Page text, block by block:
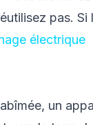
pas. Si
électrique
un